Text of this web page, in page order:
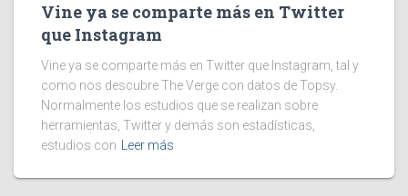
Vine ya se comparte más en Twitter
que Instagram
Vine ya se comparte más en Twitter que Instagram, tal y
como nos descubre The Verge con datos de Topsy.
Normalmente los estudios que se realizan sobre
herramientas, Twitter y demás son estadísticas,
estudios con
Leer más